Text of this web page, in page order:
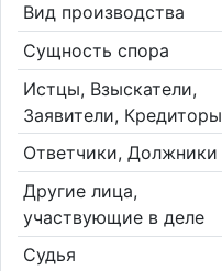
Вид производства
Сущность спора
Истцы, Взыскатели,
Заявители, Кредиторы
Ответчики, Должники
Другие лица,
участвующие в деле
Судья